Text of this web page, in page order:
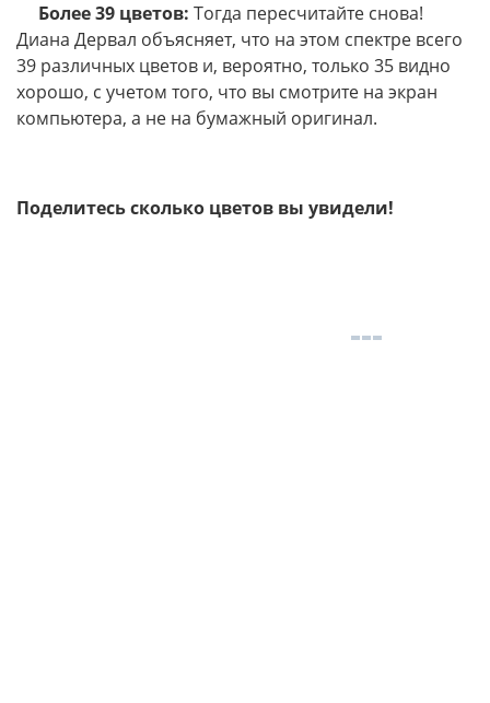
Более 39 цветов: Тогда пересчитайте снова!
Диана Дервал объясняет, что на этом спектре всего
39 различных цветов и, вероятно, только 35 видно
хорошо, с учетом того, что вы смотрите на экран
компьютера, а не на бумажный оригинал.
Поделитесь сколько цветов вы увидели!